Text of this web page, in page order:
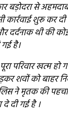
बड़ोदरा से
शुरू कर दी
थी की
है।
परिवार खत्म हो
शवों को बाहर
पुलिस ने मृतक की
दी गई है ।